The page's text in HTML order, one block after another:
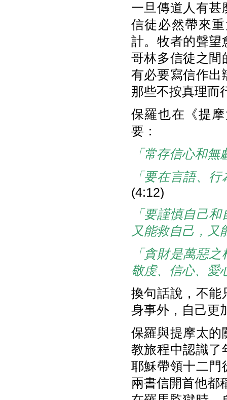
一旦傳道人有甚
信徒必然帶來
計。牧者的聲望
哥林多信徒之間
有必要寫信作出
那些不按真理而
保羅也在《提
要：
「常存信心和無
「要在言語、
(4:12)
「要謹慎自己
又能救自己，又
「貪財是萬惡
敬虔、信心、愛
換句話說，不能
身事外，自己更
保羅與提摩太的
教旅程中認識了
耶穌帶領十二門
兩書信開首他都